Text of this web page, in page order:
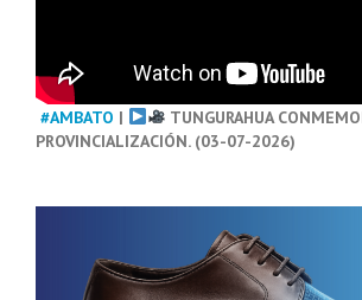
#AMBATO |
TUNGURAHUA
PROVINCIALIZACIÓN. (03-07-2026)